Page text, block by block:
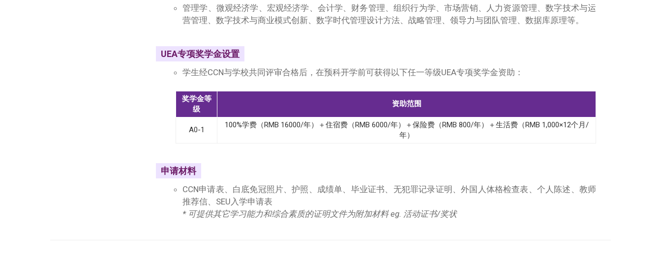
管理学、微观经济学、宏观经济学、会计学、财务管理、组织行为学、市场营销、人力资源管理、数字技术与运
营管理、数字技术与商业模式创新、数字时代管理设计方法、战略管理、领导力与团队管理、数据库原理等。
UEA专项奖学金设置
学生经CCN与学校共同评审合格后，在预科开学前可获得以下任一等级UEA专项奖学金资助：
奖学金等
级
资助范围
A0-1
100%学费（RMB 16000/年）＋住宿费（RMB 6000/年）＋保险费（RMB 800/年）＋生活费（RMB 1,000×12个月/
年）
申请材料
CCN申请表、白底免冠照片、护照、成绩单、毕业证书、无犯罪记录证明、外国人体格检查表、个人陈述、教师
推荐信、SEU入学申请表
* 可提供其它学习能力和综合素质的证明文件为附加材料 eg. 活动证书/奖状